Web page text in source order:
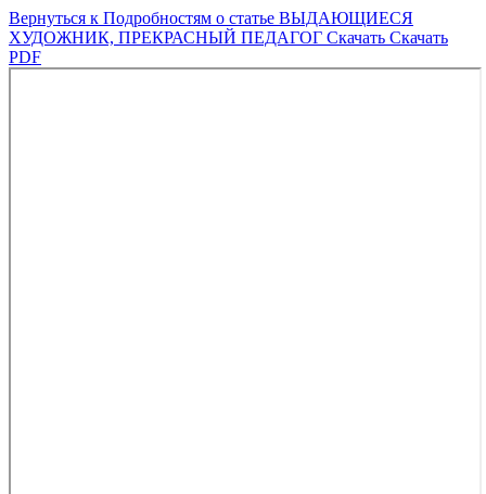
Вернуться к Подробностям о статье ВЫДАЮЩИЕСЯ
ХУДОЖНИК, ПРЕКРАСНЫЙ ПЕДАГОГ Скачать Скачать
PDF